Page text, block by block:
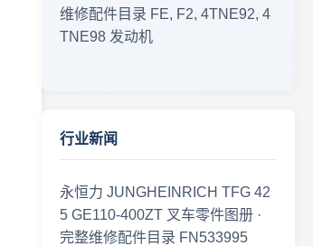
2026-07-14 工程机械零件图册 · 更新公告
零件图册·更新速递 2026-07-12
维修配件目录 FE, F2, 4TNE92, 4
TNE98 发动机
行业新闻
永恒力 JUNGHEINRICH TFG 42
5 GE110-400ZT 叉车零件图册 ·
完整维修配件目录 FN533995